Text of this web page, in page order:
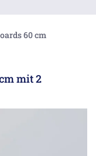
60 cm
mit 2